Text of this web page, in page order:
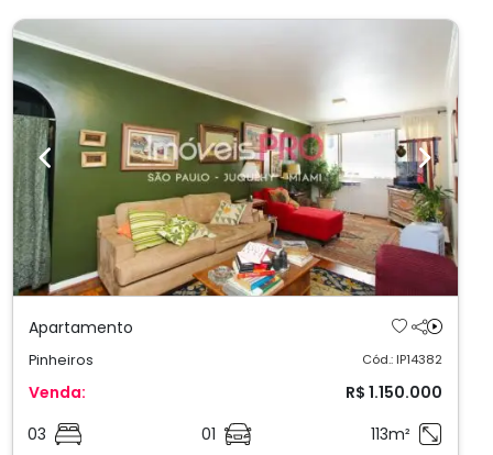
Previous Next
Apartamento
Pinheiros Cód.: IP14382
Venda:
R$ 1.150.000
03
01 113m²